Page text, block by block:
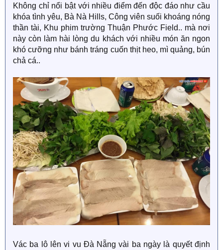
Không chỉ nổi bật với nhiều điểm đến độc đáo như cầu
khóa tình yêu, Bà Nà Hills, Công viên suối khoáng nóng
thần tài, Khu phim trường Thuận Phước Field.. mà nơi
này còn làm hài lòng du khách với nhiều món ăn ngon
khó cưỡng như bánh tráng cuốn thịt heo, mì quảng, bún
chả cá..
Vác ba lô lên vi vu Đà Nẵng vài ba ngày là quyết định